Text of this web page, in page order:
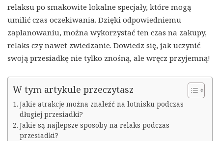
relaksu po smakowite lokalne specjały, które mogą
umilić czas oczekiwania. Dzięki odpowiedniemu
zaplanowaniu, można wykorzystać ten czas na zakupy,
relaks czy nawet zwiedzanie. Dowiedz się, jak uczynić
swoją przesiadkę nie tylko znośną, ale wręcz przyjemną!
W tym artykule przeczytasz
Jakie atrakcje można znaleźć na lotnisku podczas
długiej przesiadki?
Jakie są najlepsze sposoby na relaks podczas
przesiadki?